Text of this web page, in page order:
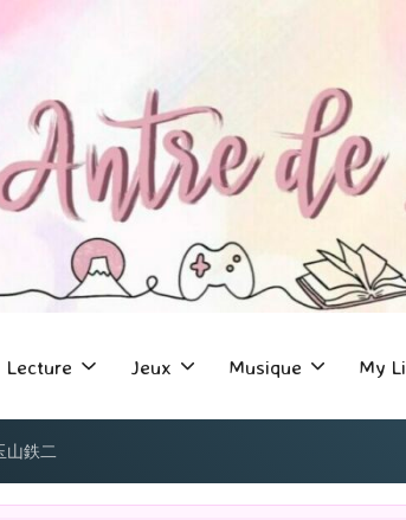
Lecture Jeux Musique My
山鉄二